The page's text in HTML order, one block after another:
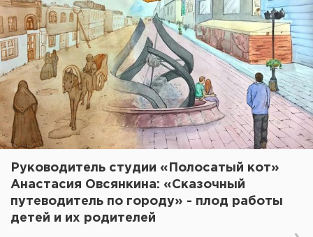
Руководитель студии «Полосатый кот»
Анастасия Овсянкина: «Сказочный
путеводитель по городу» - плод работы
детей и их родителей